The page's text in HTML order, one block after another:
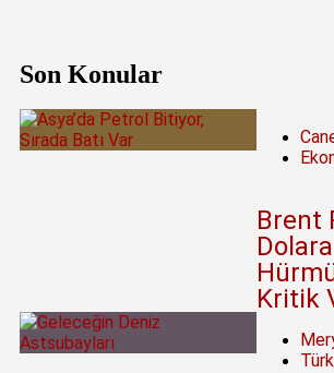
Son Konular
Brent
Kritik